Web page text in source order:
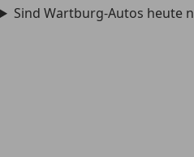
Sind Wartburg-Autos heute